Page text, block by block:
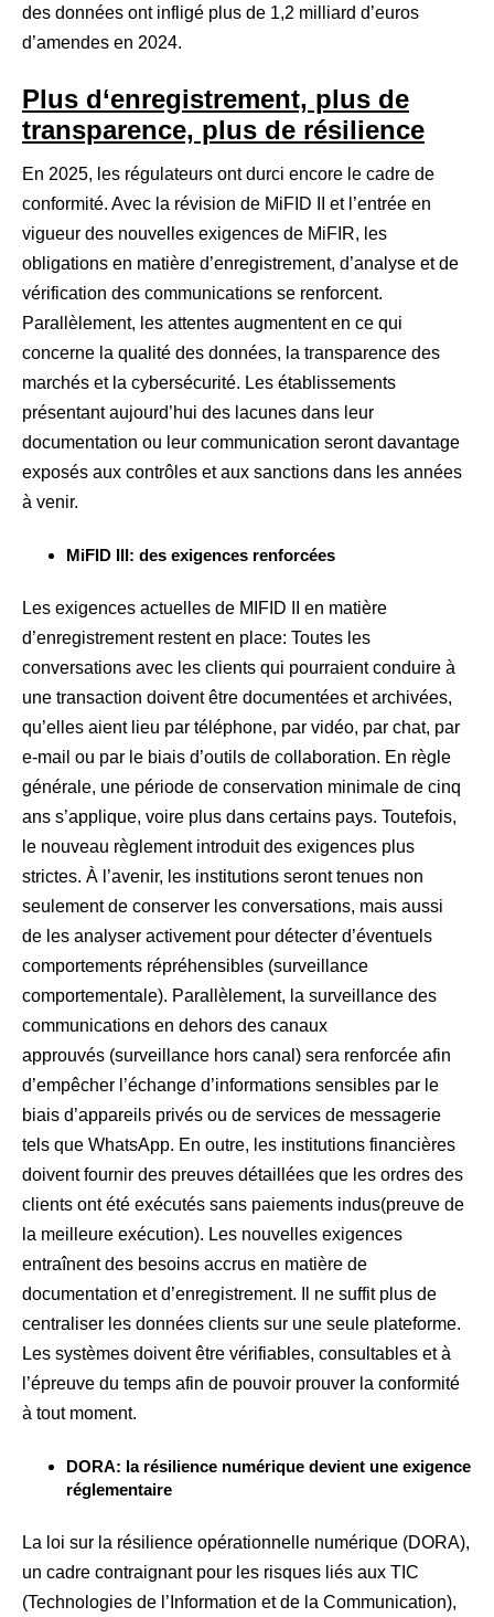
des données ont infligé plus de 1,2 milliard d’euros
d’amendes en 2024.
Plus d‘enregistrement, plus de
transparence, plus de résilience
En 2025, les régulateurs ont durci encore le cadre de
conformité. Avec la révision de MiFID II et l’entrée en
vigueur des nouvelles exigences de MiFIR, les
obligations en matière d’enregistrement, d’analyse et de
vérification des communications se renforcent.
Parallèlement, les attentes augmentent en ce qui
concerne la qualité des données, la transparence des
marchés et la cybersécurité. Les établissements
présentant aujourd’hui des lacunes dans leur
documentation ou leur communication seront davantage
exposés aux contrôles et aux sanctions dans les années
à venir.
MiFID III: des exigences renforcées
Les exigences actuelles de MIFID II en matière
d’enregistrement restent en place: Toutes les
conversations avec les clients qui pourraient conduire à
une transaction doivent être documentées et archivées,
qu’elles aient lieu par téléphone, par vidéo, par chat, par
e-mail ou par le biais d’outils de collaboration. En règle
générale, une période de conservation minimale de cinq
ans s’applique, voire plus dans certains pays. Toutefois,
le nouveau règlement introduit des exigences plus
strictes. À l’avenir, les institutions seront tenues non
seulement de conserver les conversations, mais aussi
de les analyser activement pour détecter d’éventuels
comportements répréhensibles (surveillance
comportementale). Parallèlement, la surveillance des
communications en dehors des canaux
approuvés (surveillance hors canal) sera renforcée afin
d’empêcher l’échange d’informations sensibles par le
biais d’appareils privés ou de services de messagerie
tels que WhatsApp. En outre, les institutions financières
doivent fournir des preuves détaillées que les ordres des
clients ont été exécutés sans paiements indus(preuve de
la meilleure exécution). Les nouvelles exigences
entraînent des besoins accrus en matière de
documentation et d’enregistrement. Il ne suffit plus de
centraliser les données clients sur une seule plateforme.
Les systèmes doivent être vérifiables, consultables et à
l’épreuve du temps afin de pouvoir prouver la conformité
à tout moment.
DORA: la résilience numérique devient une exigence
réglementaire
La loi sur la résilience opérationnelle numérique (DORA),
un cadre contraignant pour les risques liés aux TIC
(Technologies de l’Information et de la Communication),